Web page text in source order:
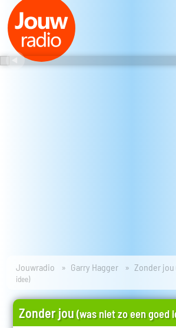
Jouwradio Garry Hagger Zonder jou
idee)
Zonder jou(was niet zo een goed